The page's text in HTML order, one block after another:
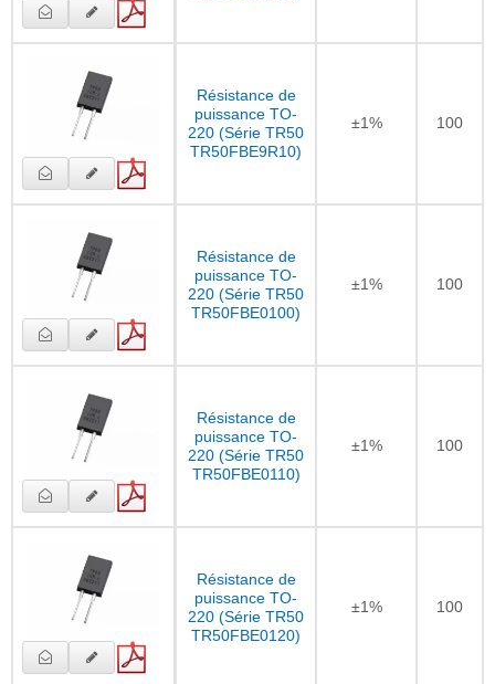
Résistance de
puissance TO-
220 (Série TR50
TR50FBE9R10)
±1% 100
Résistance de
puissance TO-
220 (Série TR50
TR50FBE0100)
±1% 100
Résistance de
puissance TO-
220 (Série TR50
TR50FBE0110)
±1% 100
Résistance de
puissance TO-
220 (Série TR50
TR50FBE0120)
±1% 100